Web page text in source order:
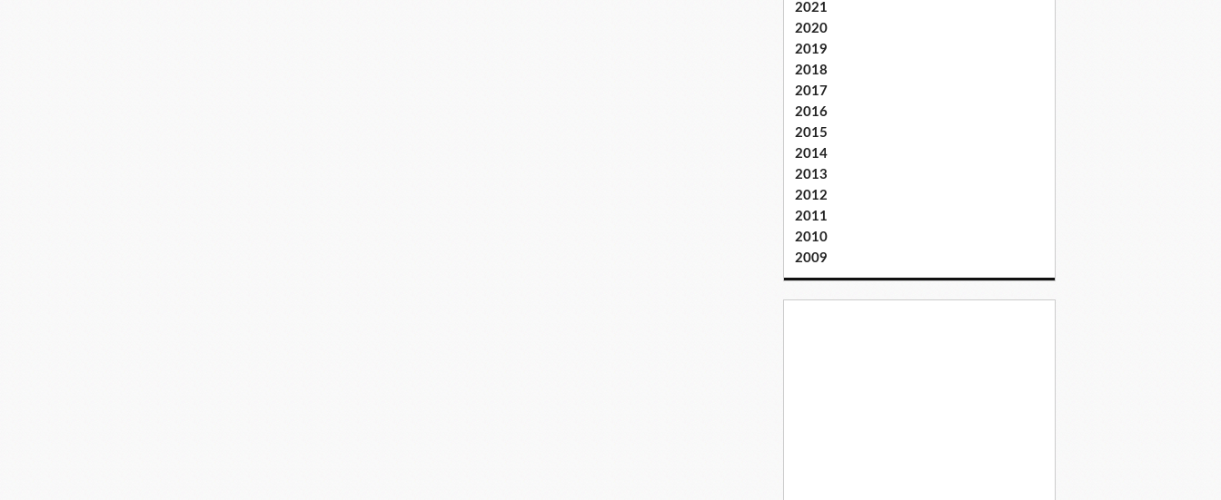
2021
2020
2019
2018
2017
2016
2015
2014
2013
2012
2011
2010
2009